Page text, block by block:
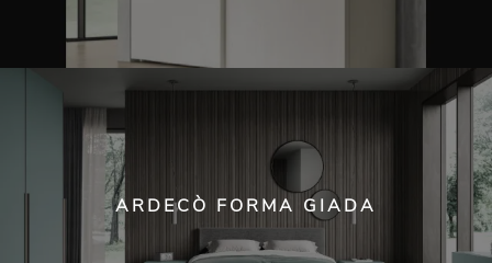
ARDECÒ FORMA GIADA